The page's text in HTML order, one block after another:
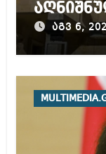
წლამდე
აგვ 6,